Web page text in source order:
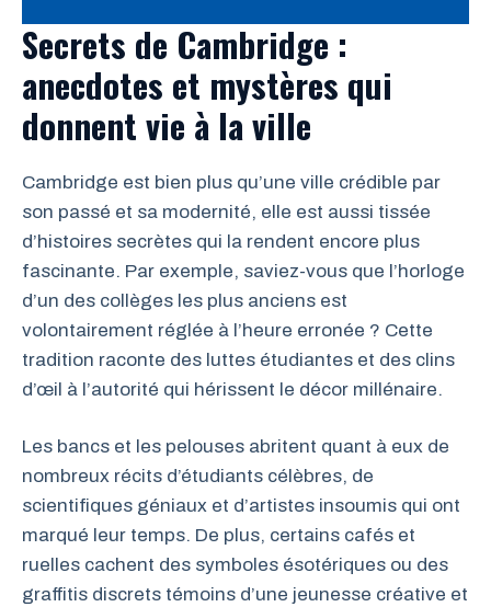
Secrets de Cambridge :
anecdotes et mystères qui
donnent vie à la ville
Cambridge est bien plus qu’une ville crédible par
son passé et sa modernité, elle est aussi tissée
d’histoires secrètes qui la rendent encore plus
fascinante. Par exemple, saviez-vous que l’horloge
d’un des collèges les plus anciens est
volontairement réglée à l’heure erronée ? Cette
tradition raconte des luttes étudiantes et des clins
d’œil à l’autorité qui hérissent le décor millénaire.
Les bancs et les pelouses abritent quant à eux de
nombreux récits d’étudiants célèbres, de
scientifiques géniaux et d’artistes insoumis qui ont
marqué leur temps. De plus, certains cafés et
ruelles cachent des symboles ésotériques ou des
graffitis discrets témoins d’une jeunesse créative et